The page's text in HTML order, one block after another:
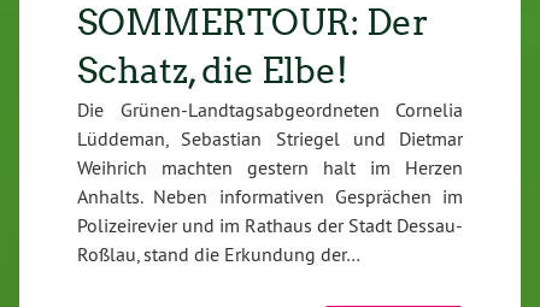
SOMMERTOUR: Der
Schatz, die Elbe!
Die Grünen-Landtagsabgeordneten Cornelia
Lüddeman, Sebastian Striegel und Dietmar
Weihrich machten gestern halt im Herzen
Anhalts. Neben informativen Gesprächen im
Polizeirevier und im Rathaus der Stadt Dessau-
Roßlau, stand die Erkundung der…